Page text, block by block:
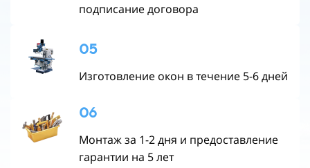
подписание договора
05
Изготовление окон в течение 5-6 дней
06
Монтаж за 1-2 дня и предоставление
гарантии на 5 лет